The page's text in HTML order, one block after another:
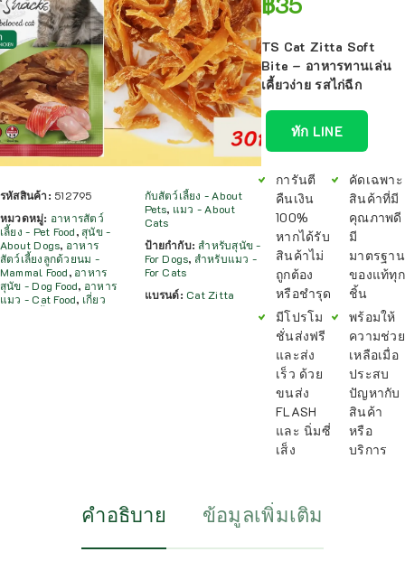
รหัสสินค้า: 512795
หมวดหมู่: อาหารสัตว์
เลี้ยง - Pet Food,สุนัข -
About Dogs, อาหาร
สัตว์เลี้ยงลูกด้วยนม -
Mammal Food, อาหาร
สุนัข - Dog Food, อาหาร
แมว - Cat Food, เกี่ยว
กับสัตว์เลี้ยง - About
Pets, แมว - About
Cats
ป้ายกำกับ:สำหรับสุนัข -
For Dogs, สำหรับแมว -
For Cats
แบรนด์: Cat Zitta
TS Cat Zitta Soft
Bite – อาหารทานเล่น
เคี้ยวง่าย รสไก่ฉีก
ทัก LINE
การันตี
คืนเงิน
100%
หากได้รับ
สินค้าไม่
ถูกต้อง
หรือชำรุด
มีโปรโม
ชั่นส่งฟรี
และส่ง
เร็ว ด้วย
ขนส่ง
FLASH
และ นิ่มซี่
เส็ง
คัดเฉพาะ
สินค้าที่มี
คุณภาพดี
มี
มาตรฐาน
ของแท้ทุก
ชิ้น
พร้อมให้
ความช่วย
เหลือเมื่อ
ประสบ
ปัญหากับ
สินค้า
หรือ
บริการ
คำอธิบาย ข้อมูลเพิ่มเติม